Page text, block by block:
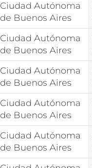
Ciudad Autónoma
de Buenos Aires
Ciudad Autónoma
de Buenos Aires
Ciudad Autónoma
de Buenos Aires
Ciudad Autónoma
de Buenos Aires
Ciudad Autónoma
de Buenos Aires